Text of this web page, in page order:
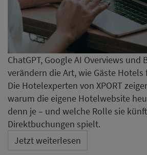
ChatGPT, Google AI Overviews
verändern die Art, wie Gäste
Die Hotelexperten von XPORT
warum die eigene Hotelwebsite
denn je – und welche Rolle sie
Direktbuchungen spielt.
Jetzt weiterlesen